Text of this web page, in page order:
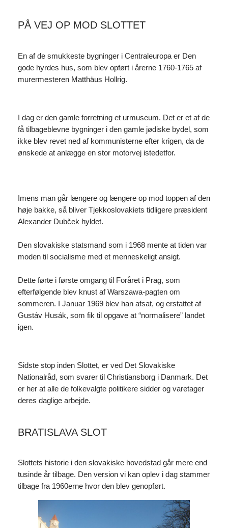
PÅ VEJ OP MOD SLOTTET
En af de smukkeste bygninger i Centraleuropa er Den
gode hyrdes hus, som blev opført i årerne 1760-1765 af
murermesteren Matthäus Hollrig.
I dag er den gamle forretning et urmuseum. Det er et af de
få tilbageblevne bygninger i den gamle jødiske bydel, som
ikke blev revet ned af kommunisterne efter krigen, da de
ønskede at anlægge en stor motorvej istedetfor.
Imens man går længere og længere op mod toppen af den
høje bakke, så bliver Tjekkoslovakiets tidligere præsident
Alexander Dubček hyldet.
Den slovakiske statsmand som i 1968 mente at tiden var
moden til socialisme med et menneskeligt ansigt.
Dette førte i første omgang til Foråret i Prag, som
efterfølgende blev knust af Warszawa-pagten om
sommeren. I Januar 1969 blev han afsat, og erstattet af
Gustáv Husák, som fik til opgave at “normalisere” landet
igen.
Sidste stop inden Slottet, er ved Det Slovakiske
Nationalråd, som svarer til Christiansborg i Danmark. Det
er her at alle de folkevalgte politikere sidder og varetager
deres daglige arbejde.
BRATISLAVA SLOT
Slottets historie i den slovakiske hovedstad går mere end
tusinde år tilbage. Den version vi kan oplev i dag stammer
tilbage fra 1960erne hvor den blev genopført.